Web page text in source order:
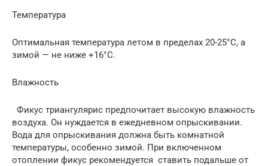
Температура
Оптимальная температура летом в пределах 20-25°С, а
зимой — не ниже +16°С.
Влажность
Фикус триангулярис предпочитает высокую влажность
воздуха. Он нуждается в ежедневном опрыскивании.
Вода для опрыскивания должна быть комнатной
температуры, особенно зимой. При включенном
отоплении фикус рекомендуется ставить подальше от